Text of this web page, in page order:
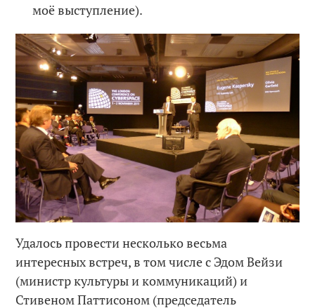
моё выступление).
Удалось провести несколько весьма
интересных встреч, в том числе с Эдом Вейзи
(министр культуры и коммуникаций) и
Стивеном Паттисоном (председатель